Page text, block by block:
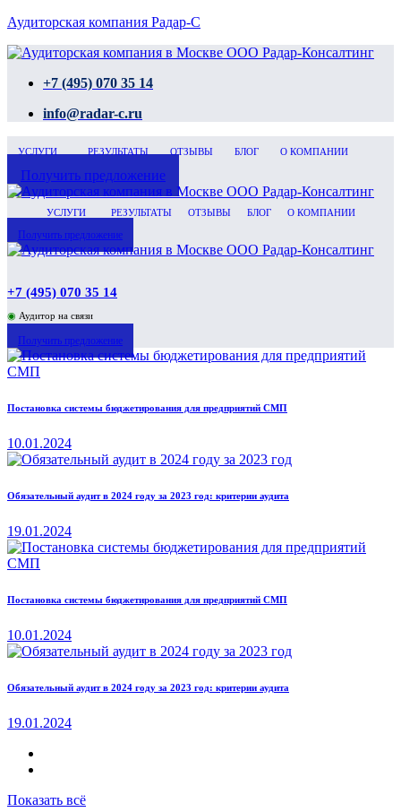
Аудиторская компания Радар-С
+7 (495) 070 35 14
info@radar-c.ru
УСЛУГИ РЕЗУЛЬТАТЫ ОТЗЫВЫ БЛОГ О КОМПАНИИ
Получить предложение
УСЛУГИ РЕЗУЛЬТАТЫ ОТЗЫВЫ БЛОГ О КОМПАНИИ
Получить предложение
+7 (495) 070 35 14
◉ Аудитор на связи
Получить предложение
Постановка системы бюджетирования для предприятий СМП
10.01.2024
Обязательный аудит в 2024 году за 2023 год: критерии аудита
19.01.2024
Постановка системы бюджетирования для предприятий СМП
10.01.2024
Обязательный аудит в 2024 году за 2023 год: критерии аудита
19.01.2024
Показать всё